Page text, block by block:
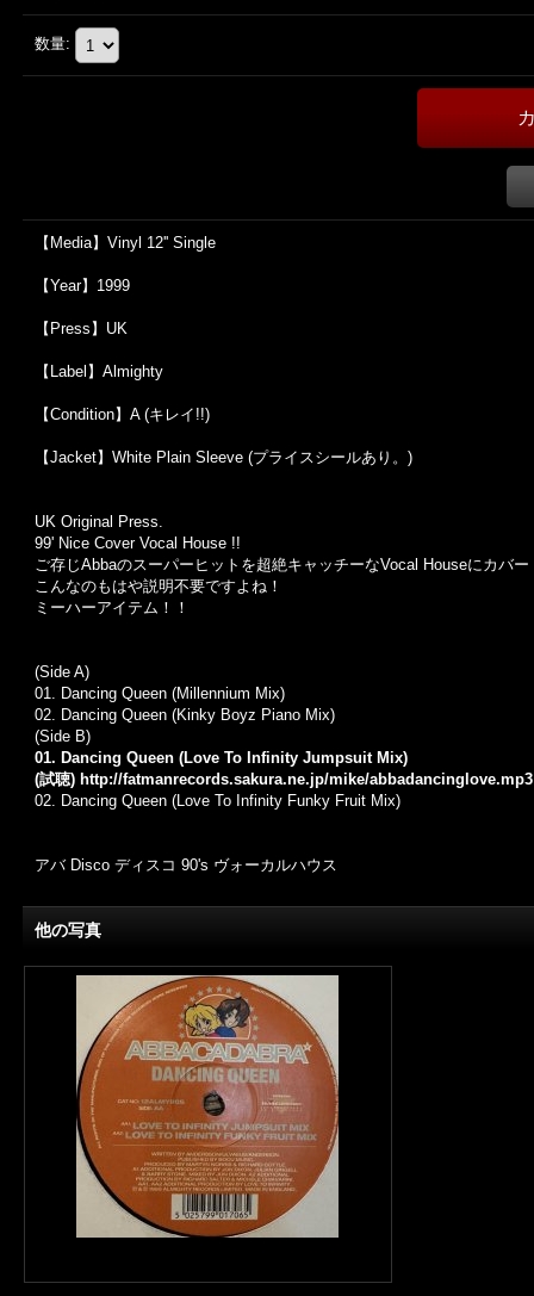
数量:
【Media】Vinyl 12'' Single
【Year】1999
【Press】UK
【Label】Almighty
【Condition】A (キレイ!!)
【Jacket】White Plain Sleeve (プライスシールあり。)
UK Original Press.
99' Nice Cover Vocal House !!
ご存じAbbaのスーパーヒットを超絶キャッチーなVocal Houseにカバー
こんなのもはや説明不要ですよね！
ミーハーアイテム！！
(Side A)
01. Dancing Queen (Millennium Mix)
02. Dancing Queen (Kinky Boyz Piano Mix)
(Side B)
01. Dancing Queen (Love To Infinity Jumpsuit Mix)
(試聴) http://fatmanrecords.sakura.ne.jp/mike/abbadancinglove.mp3
02. Dancing Queen (Love To Infinity Funky Fruit Mix)
アバ Disco ディスコ 90's ヴォーカルハウス
他の写真